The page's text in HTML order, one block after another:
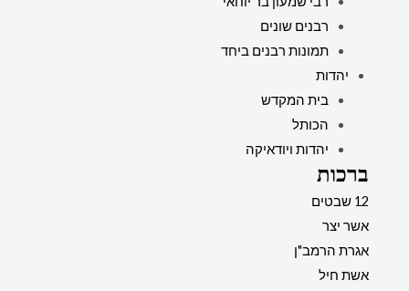
רבנים שונים
תמונות רבנים ביחד
יהדות
בית המקדש
הכותל
יהדות ויודאיקה
ברכות
12 שבטים
אשר יצר
אגרת הרמב"ן
אשת חיל